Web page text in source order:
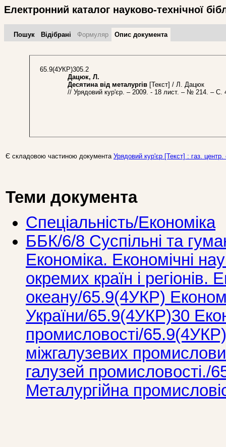
Електронний каталог науково-технічної
Пошук Відібрані Формуляр Опис документа
65.9(4УКР)305.2
Дацюк, Л.
Десятина від металургів [Текст] / Л. Дацюк
// Урядовий кур'єр. – 2009. - 18 лист. – № 214. – С.
Є складовою частиною документа Урядовий кур'єр [Текст] : газ.
Теми документа
Спеціальність/Економіка
ББК/6/8 Суспільні та
Економіка. Економічні
окремих країн і регіонів.
океану/65.9(4УКР)
України/65.9(4УКР)30
промисловості/
міжгалузевих
галузей промисловості./
Металургійна